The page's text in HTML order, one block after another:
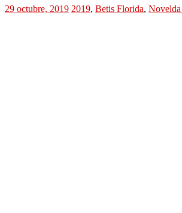
29 octubre, 2019 2019, Betis Florida,